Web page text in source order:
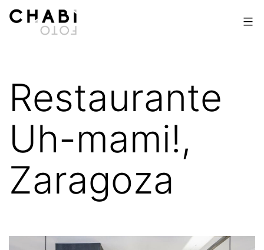
Saltar
Restaurante
Uh-mami!,
Zaragoza